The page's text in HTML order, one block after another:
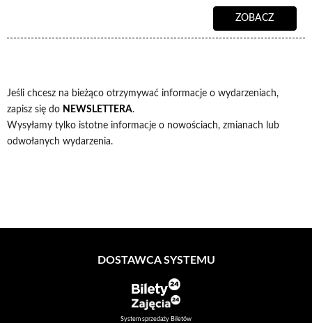
ZOBACZ
Jeśli chcesz na bieżąco otrzymywać informacje o wydarzeniach,
zapisz się do NEWSLETTERA.
Wysyłamy tylko istotne informacje o nowościach, zmianach lub
odwołanych wydarzenia.
DOSTAWCA SYSTEMU
System sprzedaży Biletów